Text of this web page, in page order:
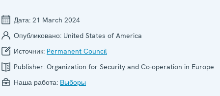
Дата: 21 March 2024
Опубликовано: United States of America
Источник: Permanent Council
Publisher: Organization for Security and Co-operation in Europe
Наша работа: Выборы